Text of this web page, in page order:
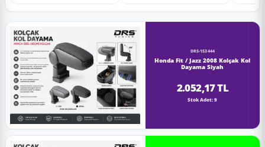
DRS-153444
Honda Fit / Jazz 2008 Kolçak Kol
Dayama Siyah
2.052,17 TL
Stok Adet: 9